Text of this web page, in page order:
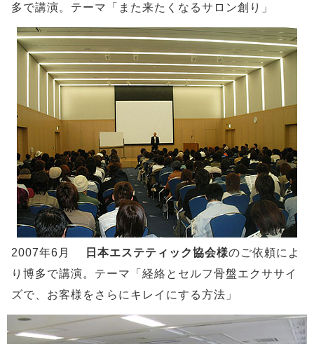
多で講演。テーマ「また来たくなるサロン創り」
2007年6月 日本エステティック協会様のご依頼によ
り博多で講演。テーマ「経絡とセルフ骨盤エクササイ
ズで、お客様をさらにキレイにする方法」